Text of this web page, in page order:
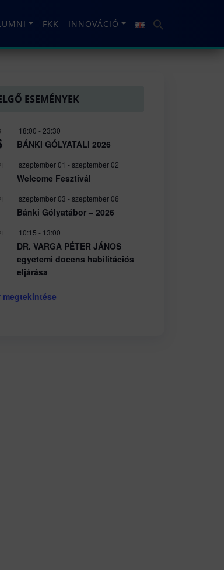
FKK INNOVÁCIÓ
ESEMÉNYEK
18:00 - 23:30
BÁNKI GÓLYATALI 2026
szeptember 01 -szeptember 02
Welcome Fesztivál
szeptember 03 -szeptember 06
Bánki Gólyatábor – 2026
10:15 - 13:00
DR. VARGA PÉTER JÁNOS
egyetemi docens habilitációs
eljárása
megtekintése